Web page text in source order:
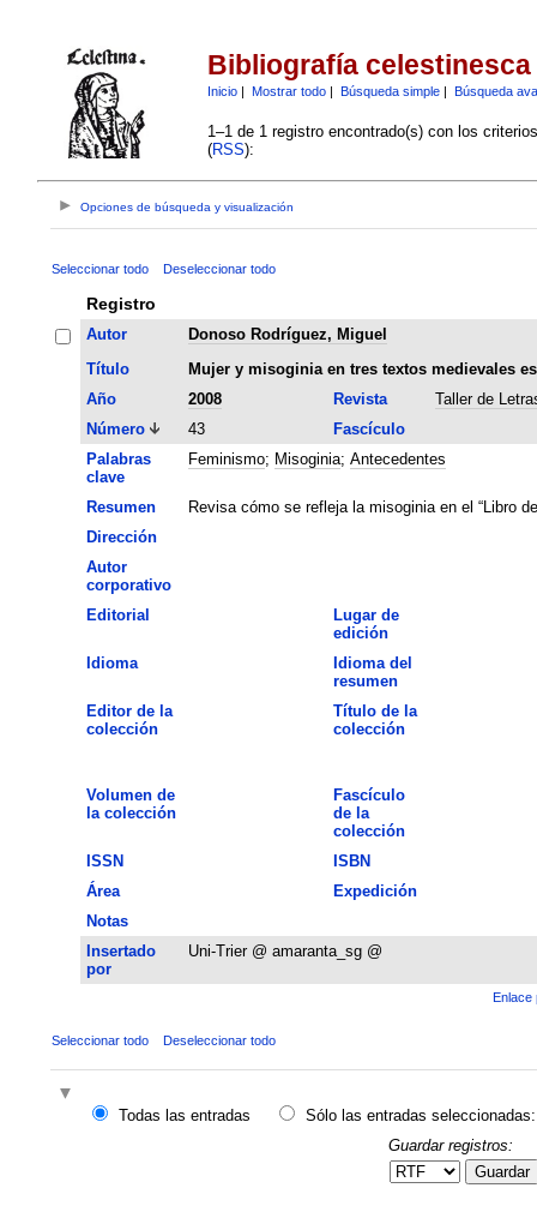
Bibliografía celestinesca
Inicio| Mostrar todo| Búsqueda simple| Búsqueda
1–1 de 1 registro encontrado(s) con los
(RSS):
Opciones de búsqueda y visualización
Seleccionar todo Deseleccionar todo
Registro
Autor
Donoso Rodríguez, Miguel
Título
Mujer y misoginia en tres textos medievales
Año
2008 Revista
Taller de
Número
43
Fascículo
Palabras
clave
Feminismo; Misoginia; Antecedentes
Resumen
Revisa cómo se refleja la misoginia en el “Libro
Dirección
Autor
corporativo
Editorial
Lugar de
edición
Idioma
Idioma del
resumen
Editor de la
colección
Título de la
colección
Volumen de
la colección
Fascículo
de la
colección
ISSN
ISBN
Área
Expedición
Notas
Insertado
por
Uni-Trier @ amaranta_sg @
Enlace
Seleccionar todo Deseleccionar todo
Todas las entradas
Sólo las entradas seleccionadas:
Guardar registros:
Guardar